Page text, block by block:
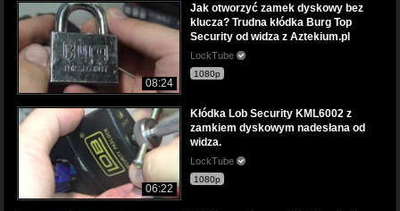
08:24
Jak otworzyć zamek dyskowy bez
klucza? Trudna kłódka Burg Top
Security od widza z Aztekium.pl
LockTube
1080p
06:22
Kłódka Lob Security KML6002 z
zamkiem dyskowym nadesłana od
widza.
LockTube
1080p